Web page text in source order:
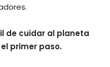
de cuidar al planeta
primer paso.